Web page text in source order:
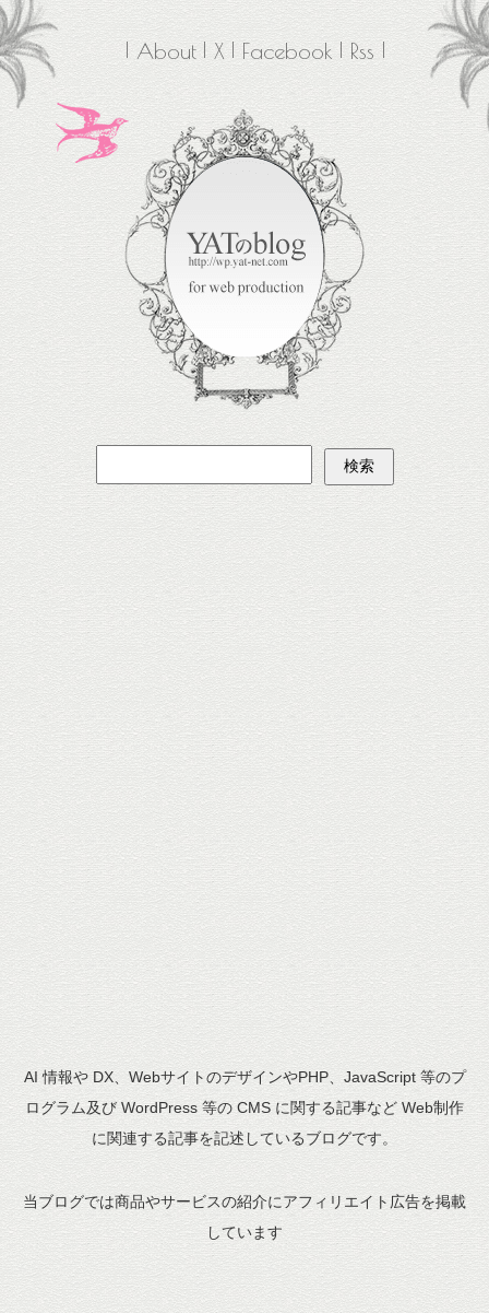
About X Facebook Rss
AI 情報や DX、WebサイトのデザインやPHP、JavaScript 等のプ
ログラム及び WordPress 等の CMS に関する記事など Web制作
に関連する記事を記述しているブログです。
当ブログでは商品やサービスの紹介にアフィリエイト広告を掲載
しています